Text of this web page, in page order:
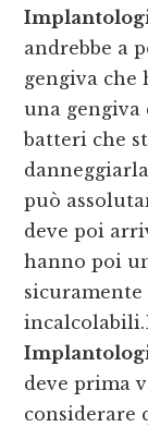
andrebbe a
gengiva che
una gengiva
batteri che
può
deve poi
hanno poi
deve prima
considerare